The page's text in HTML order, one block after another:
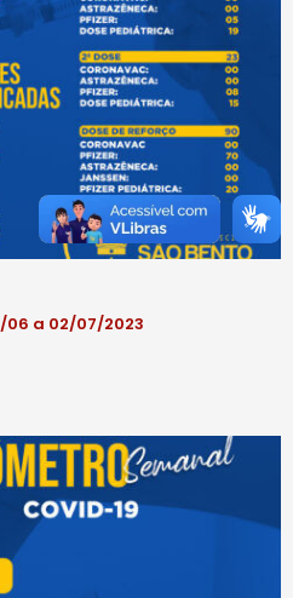
a 02/07/2023